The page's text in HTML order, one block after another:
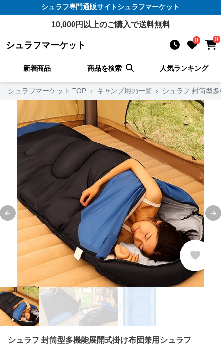
シュラフ専門通販サイトシュラフマーケット
10,000円以上のご購入で送料無料
シュラフマーケット 0 0
新着商品 商品を検索 人気ランキング
シュラフマーケット TOP › キャンプ用の一覧 › シュラフ 封筒型
Previous slide
シュラフ 封筒型多機能展開式掛け布団兼用シュラフ